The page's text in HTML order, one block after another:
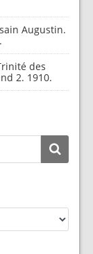
Augustin.
des
2. 1910.